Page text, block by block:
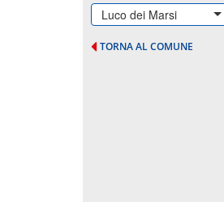
Luco dei Marsi
TORNA AL COMUNE